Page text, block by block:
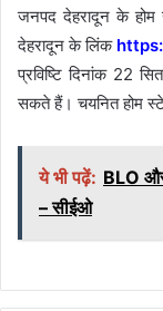
जनपद देहरादून के होम
देहरादून के लिंक
प्रविष्टि दिनांक 22
सकते हैं। चयनित होम
ये भी पढ़ें: BLO और
– सीईओ